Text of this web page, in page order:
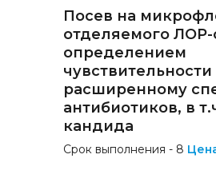
Аллергокомплекс
аллергия» IgE
(Яичный белок f1,
Треска f3, Пшеница
f13, Соя f14, Фундук
Креветка f24, Персик
Аллергокомплекс
эффективности АСИТ
Посев на
отделяемого ЛОР-
определением
чувствительности
расширенному
антибиотиков, в
кандида
Срок выполнения - 8